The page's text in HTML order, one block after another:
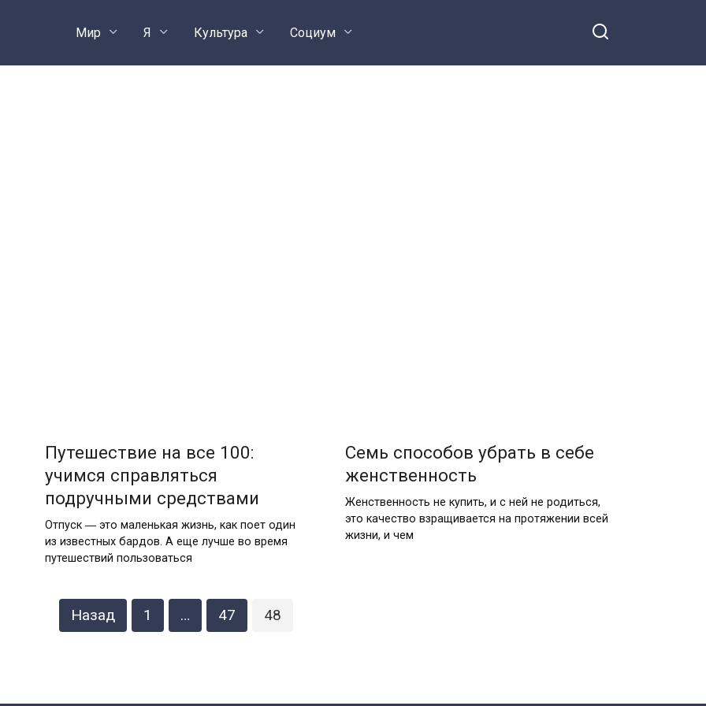
Мир Я Культура Социум
Путешествие на все 100:
учимся справляться
подручными средствами
Отпуск ― это маленькая жизнь, как поет один
из известных бардов. А еще лучше во время
путешествий пользоваться
Семь способов убрать в себе
женственность
Женственность не купить, и с ней не родиться,
это качество взращивается на протяжении всей
жизни, и чем
Назад 1 … 47 48